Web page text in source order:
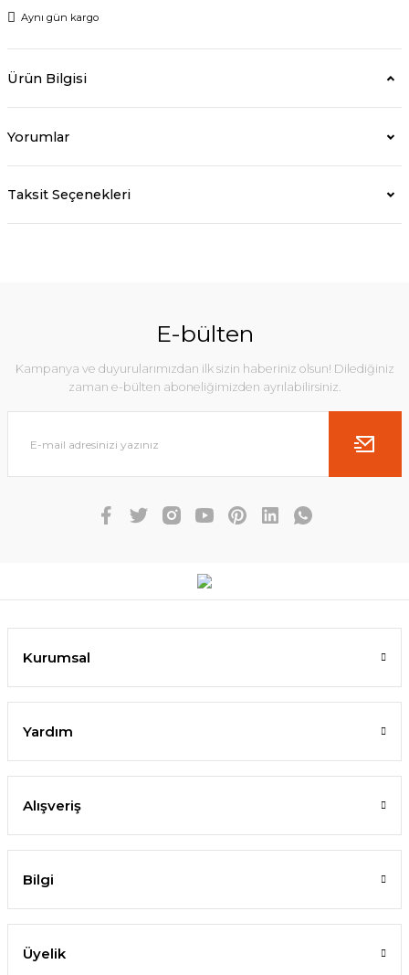
Aynı gün kargo
Ürün Bilgisi
Yorumlar
Taksit Seçenekleri
E-bülten
Kampanya ve duyurularımızdan ilk sizin haberiniz olsun! Dilediğiniz
zaman e-bülten aboneliğimizden ayrılabilirsiniz.
Kurumsal
Yardım
Alışveriş
Bilgi
Üyelik